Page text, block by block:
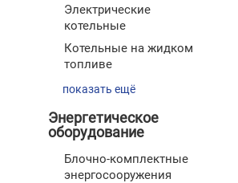
Электрические
котельные
Котельные на жидком
топливе
показать ещё
Энергетическое
оборудование
Блочно-комплектные
энергосооружения